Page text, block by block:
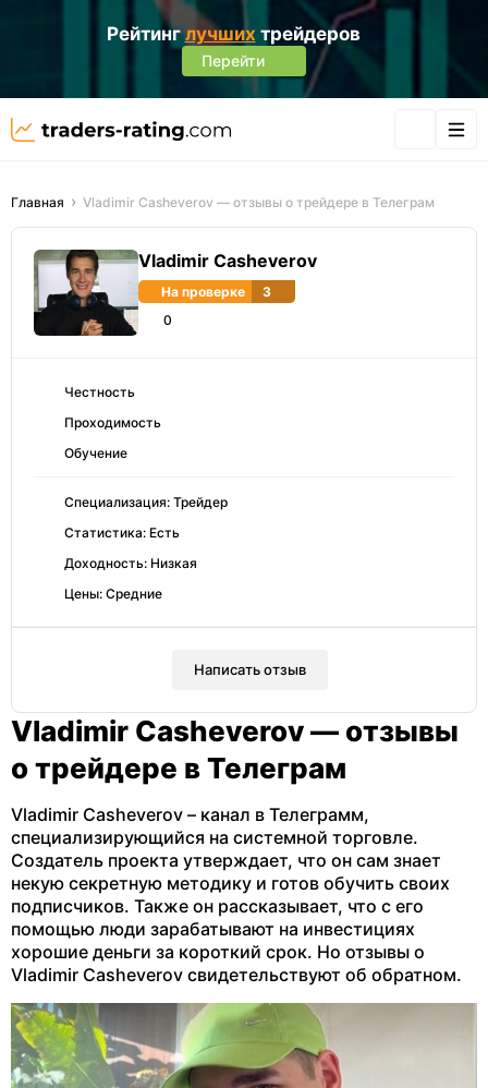
Рейтинглучших трейдеров
Перейти
Главная Vladimir Casheverov — отзывы о трейдере в Телеграм
Vladimir Casheverov
На проверке
3
0
Честность
Проходимость
Обучение
Специализация: Трейдер
Статистика: Есть
Доходность: Низкая
Цены: Средние
Написать отзыв
Vladimir Casheverov — отзывы
о трейдере в Телеграм
Vladimir Casheverov – канал в Телеграмм,
специализирующийся на системной торговле.
Создатель проекта утверждает, что он сам знает
некую секретную методику и готов обучить своих
подписчиков. Также он рассказывает, что с его
помощью люди зарабатывают на инвестициях
хорошие деньги за короткий срок. Но отзывы о
Vladimir Casheverov свидетельствуют об обратном.